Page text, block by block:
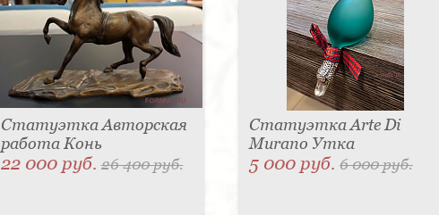
Статуэтка Авторская
работа Конь
22 000 руб.26 400 руб.
Статуэтка Arte Di
Murano Утка
5 000 руб. 6 000 руб.